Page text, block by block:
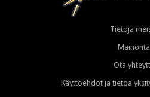
Tietoja
Mainonta
Ota
Käyttöehdot ja tietoa